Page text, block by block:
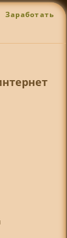
Заработать